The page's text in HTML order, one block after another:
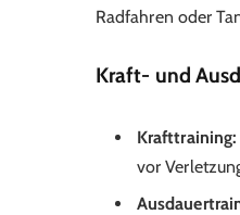
Radfahren oder
Kraft- und
Krafttraining:
vor